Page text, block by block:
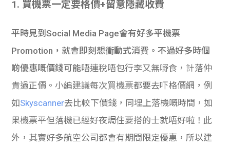
1. 買機票一定要格價+留意隱藏收費
平時見到Social Media Page會有好多平機票
Promotion，就會即刻想衝動式消費。不過好多時個
啲優惠嘅價錢可能唔連稅唔包行李又無嘢食，計落仲
貴過正價。小編建議每次買機票都要去吓格價網，例
如Skyscanner去比較下價錢，同埋上落機嘅時間，如
果機票平但落機已經好夜焗住要搭的士就唔好啦！此
外，其實好多航空公司都會有期間限定優惠，所以建